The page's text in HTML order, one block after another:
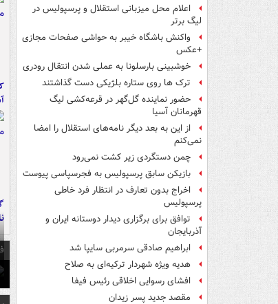
اعلام محل میزبانی استقلال و پرسپولیس در
لیگ برتر
واکنش باشگاه خیبر به حواشی صفحات مجازی
+عکس
خوشبینی بارسلونا به عملی شدن انتقال رودری
ترک ها روی ستاره بلژیکی دست گذاشتند
حضور نماینده گل‌گهر در قرعه‌کشی لیگ
قهرمانان آسیا
از این به بعد دیگر نامه‌های استقلال را امضا
نمی‌کنم
چمن دستگردی زیر کشت نمی‌رود
بازیکن سابق پرسپولیس به فجرسپاسی پیوست
اخراج بدون تعارف در انتظار فرد خاطی
پرسپولیس
توافق برای برگزاری دیدار دوستانه ایران و
آذربایجان
ابراهیم صادقی سرمربی سایپا شد
هدیه ویژه شهردار ترکیه‌ای به صلاح
افشای رسوایی اخلاقی رئیس فیفا
مقصد جدید پسر زیدان